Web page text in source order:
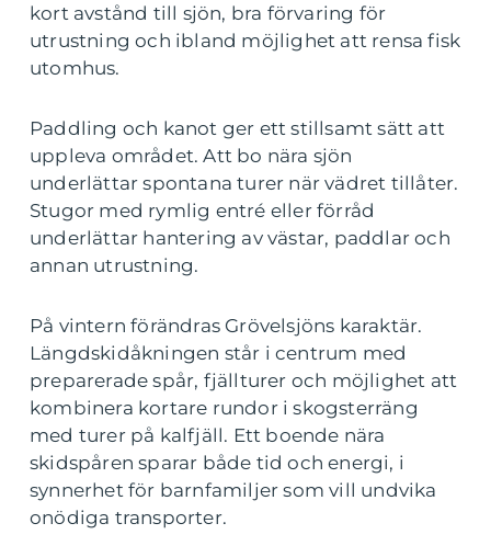
kort avstånd till sjön, bra förvaring för
utrustning och ibland möjlighet att rensa fisk
utomhus.
Paddling och kanot ger ett stillsamt sätt att
uppleva området. Att bo nära sjön
underlättar spontana turer när vädret tillåter.
Stugor med rymlig entré eller förråd
underlättar hantering av västar, paddlar och
annan utrustning.
På vintern förändras Grövelsjöns karaktär.
Längdskidåkningen står i centrum med
preparerade spår, fjällturer och möjlighet att
kombinera kortare rundor i skogsterräng
med turer på kalfjäll. Ett boende nära
skidspåren sparar både tid och energi, i
synnerhet för barnfamiljer som vill undvika
onödiga transporter.